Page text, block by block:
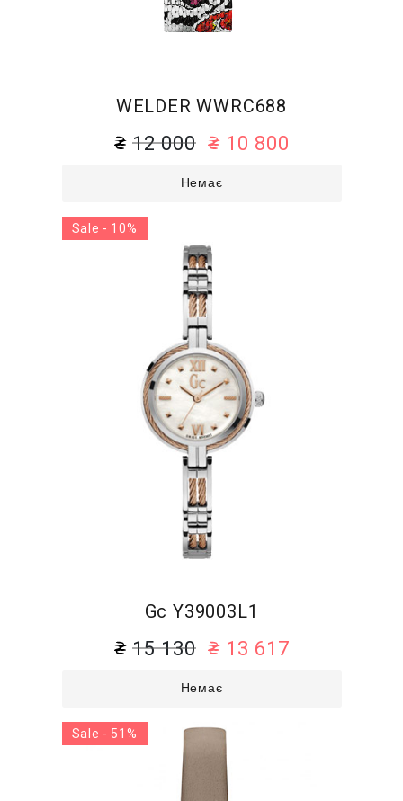
WELDER WWRC688
12 000 10 800
Немає
Gc Y39003L1
15 130 13 617
Немає
Sale - 10%
Sale - 51%